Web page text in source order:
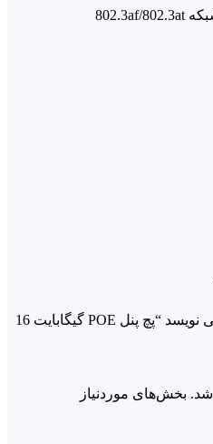
اولین کسی باشید که دیدگاهی می نویسد “پچ پنل POE گیگابایت 16
بخش‌های موردنیاز